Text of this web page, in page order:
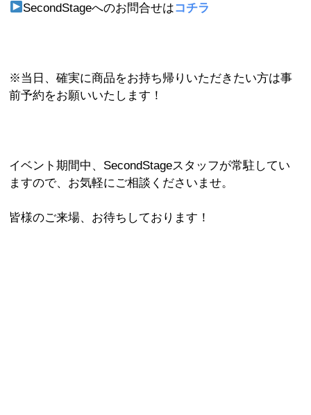
SecondStageへのお問合せはコチラ
※当日、確実に商品をお持ち帰りいただきたい方は事
前予約をお願いいたします！
イベント期間中、SecondStageスタッフが常駐してい
ますので、お気軽にご相談くださいませ。
皆様のご来場、お待ちしております！